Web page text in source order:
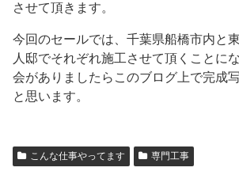
させて頂きます。
今回のセールでは、千葉県船橋市内と
人邸でそれぞれ施工させて頂くことに
会がありましたらこのブログ上で完成
と思います。
こんな仕事やってます 専門工事